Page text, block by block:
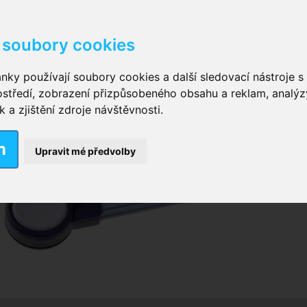
cookies
používají soubory cookies a další sledovací nástroje s
zobrazení přizpůsobeného obsahu a reklam,
a zjištění zdroje návštěvnosti.
Upravit mé předvolby
kalhotky zalepovací ,Inkontinenční kalhotky
vložky pro muže
plavky,Dámské inkontinenční plavky